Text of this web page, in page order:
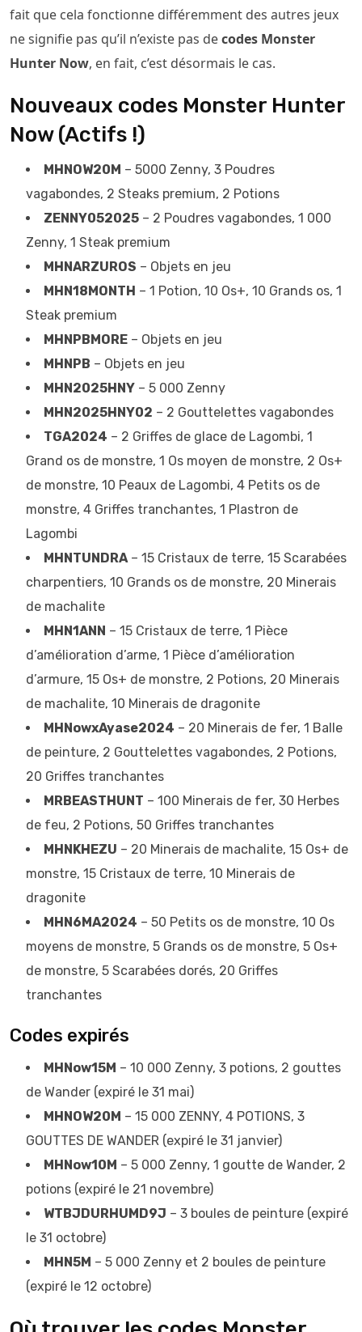
fait que cela fonctionne différemment des autres jeux
ne signifie pas qu’il n’existe pas decodes Monster
Hunter Now, en fait, c’est désormais le cas.
Nouveaux codes Monster Hunter
Now (Actifs !)
MHNOW20M – 5000 Zenny, 3 Poudres
vagabondes, 2 Steaks premium, 2 Potions
ZENNY052025 – 2 Poudres vagabondes, 1 000
Zenny, 1 Steak premium
MHNARZUROS – Objets en jeu
MHN18MONTH – 1 Potion, 10 Os+, 10 Grands os, 1
Steak premium
MHNPBMORE – Objets en jeu
MHNPB – Objets en jeu
MHN2025HNY – 5 000 Zenny
MHN2025HNY02 – 2 Gouttelettes vagabondes
TGA2024 – 2 Griffes de glace de Lagombi, 1
Grand os de monstre, 1 Os moyen de monstre, 2 Os+
de monstre, 10 Peaux de Lagombi, 4 Petits os de
monstre, 4 Griffes tranchantes, 1 Plastron de
Lagombi
MHNTUNDRA– 15 Cristaux de terre, 15 Scarabées
charpentiers, 10 Grands os de monstre, 20 Minerais
de machalite
MHN1ANN – 15 Cristaux de terre, 1 Pièce
d’amélioration d’arme, 1 Pièce d’amélioration
d’armure, 15 Os+ de monstre, 2 Potions, 20 Minerais
de machalite, 10 Minerais de dragonite
MHNowxAyase2024 – 20 Minerais de fer, 1 Balle
de peinture, 2 Gouttelettes vagabondes, 2 Potions,
20 Griffes tranchantes
MRBEASTHUNT – 100 Minerais de fer, 30 Herbes
de feu, 2 Potions, 50 Griffes tranchantes
MHNKHEZU – 20 Minerais de machalite, 15 Os+ de
monstre, 15 Cristaux de terre, 10 Minerais de
dragonite
MHN6MA2024 – 50 Petits os de monstre, 10 Os
moyens de monstre, 5 Grands os de monstre, 5 Os+
de monstre, 5 Scarabées dorés, 20 Griffes
tranchantes
Codes expirés
MHNow15M – 10 000 Zenny, 3 potions, 2 gouttes
de Wander (expiré le 31 mai)
MHNOW20M – 15 000 ZENNY, 4 POTIONS, 3
GOUTTES DE WANDER (expiré le 31 janvier)
MHNow10M – 5 000 Zenny, 1 goutte de Wander, 2
potions (expiré le 21 novembre)
WTBJDURHUMD9J – 3 boules de peinture (expiré
le 31 octobre)
MHN5M – 5 000 Zenny et 2 boules de peinture
(expiré le 12 octobre)